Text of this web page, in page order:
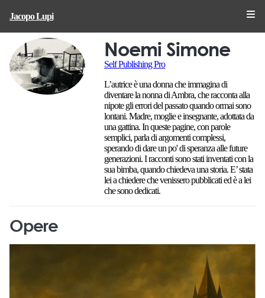
Jacopo Lupi
Noemi Simone
Self Publishing Pro
L’autrice è una donna che immagina di
diventare la nonna di Ambra, che racconta alla
nipote gli errori del passato quando ormai sono
lontani. Madre, moglie e insegnante, adottata da
una gattina. In queste pagine, con parole
semplici, parla di argomenti complessi,
sperando di dare un po' di speranza alle future
generazioni. I racconti sono stati inventati con la
sua bimba, quando chiedeva una storia. E’ stata
lei a chiedere che venissero pubblicati ed è a lei
che sono dedicati.
Opere